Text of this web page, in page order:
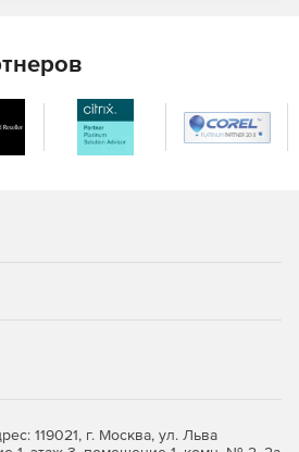
119021, г. Москва, ул. Льва